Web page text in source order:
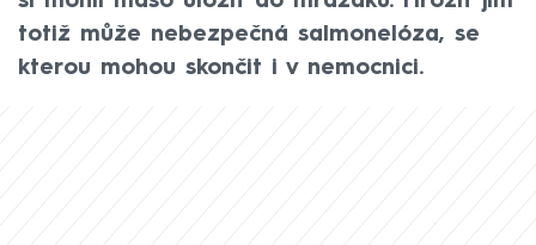
totiž může nebezpečná salmonelóza, se
kterou mohou skončit i v nemocnici.